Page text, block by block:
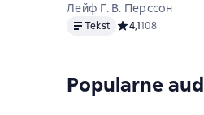
Лейф Г. В. Перссон
TekstTekst Средний рейтинг
4,1108
Popularne